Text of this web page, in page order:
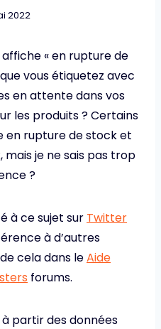
2022
« en rupture de
vous étiquetez avec
en attente dans vos
les produits ? Certains
en rupture de stock et
je ne sais pas trop
?
à ce sujet sur Twitter
à d’autres
cela dans leAide
forums.
partir des données